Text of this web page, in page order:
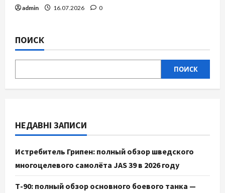
admin 16.07.2026 0
ПОИСК
ПОИСК
НЕДАВНІ ЗАПИСИ
Истребитель Грипен: полный обзор шведского
многоцелевого самолёта JAS 39 в 2026 году
Т-90: полный обзор основного боевого танка —